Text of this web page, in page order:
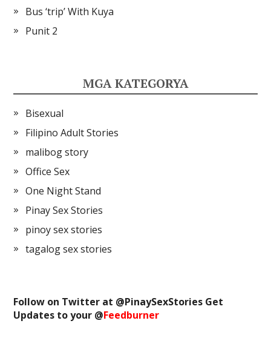
Bus ‘trip’ With Kuya
Punit 2
MGA KATEGORYA
Bisexual
Filipino Adult Stories
malibog story
Office Sex
One Night Stand
Pinay Sex Stories
pinoy sex stories
tagalog sex stories
Follow on Twitter at @PinaySexStories Get
Updates to your @Feedburner